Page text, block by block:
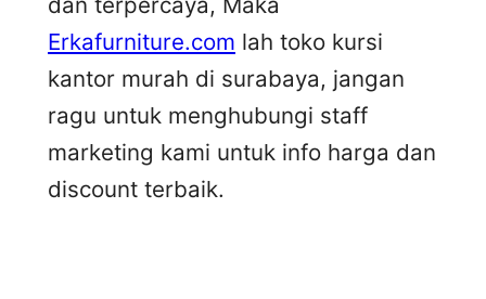
Erkafurniture.com lah toko kursi
kantor murah di surabaya, jangan
ragu untuk menghubungi staff
marketing kami untuk info harga dan
discount terbaik.